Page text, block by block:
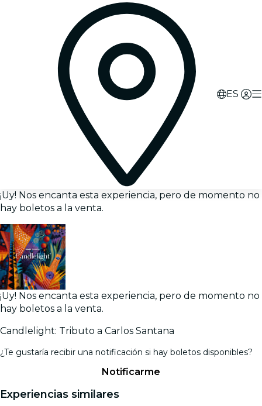
ES
¡Uy! Nos encanta esta experiencia, pero de momento no
hay boletos a la venta.
¡Uy! Nos encanta esta experiencia, pero de momento no
hay boletos a la venta.
Candlelight: Tributo a Carlos Santana
¿Te gustaría recibir una notificación si hay boletos disponibles?
Notificarme
Experiencias similares